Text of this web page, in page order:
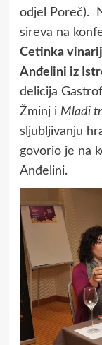
odjel Poreč).
sireva na
Cetinka
Anđelini iz
delicija
Žminj i Mladi
sljubljivanju
govorio je na
Anđelini.